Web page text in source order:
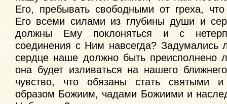
Его, пребывать свободными от греха,
Его всеми силами из глубины души и
должны Ему поклоняться и с
соединения с Ним навсегда?
сердце наше должно быть преисполнено
она будет изливаться на нашего
чувство, что обязаны стать святыми
образом Божиим, чадами Божиими и